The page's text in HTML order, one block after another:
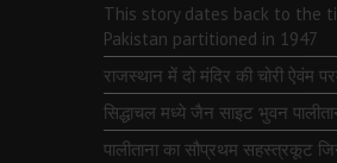
This story dates back to the
Pakistan partitioned in 1947
राजस्थान में दो मंदिर की चोरी ऐवंम
सिद्धाचल मध्ये जैन साइट भुवन
पालीताना का सौप्रथम सहस्त्रकूट